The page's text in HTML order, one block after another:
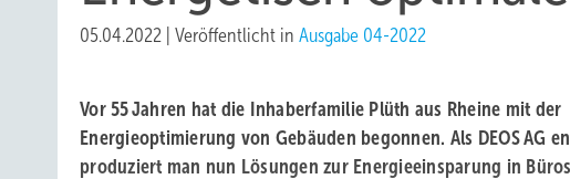
05.04.2022 Veröffentlicht in Ausgabe 04-2022
Vor 55 Jahren hat die Inhaberfamilie Plüth aus Rheine mit der
Energieoptimierung von Gebäuden begonnen. Als DEOS AG
produziert man nun Lösungen zur Energieeinsparung in